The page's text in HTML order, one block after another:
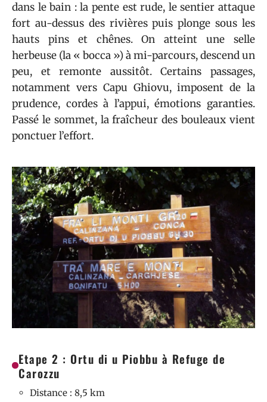
dans le bain : la pente est rude, le sentier attaque
fort au-dessus des rivières puis plonge sous les
hauts pins et chênes. On atteint une selle
herbeuse (la « bocca ») à mi-parcours, descend un
peu, et remonte aussitôt. Certains passages,
notamment vers Capu Ghiovu, imposent de la
prudence, cordes à l’appui, émotions garanties.
Passé le sommet, la fraîcheur des bouleaux vient
ponctuer l’effort.
Etape 2 : Ortu di u Piobbu à Refuge de
Carozzu
Distance : 8,5 km